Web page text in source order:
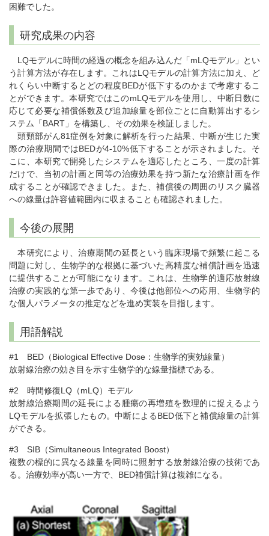
困難でした。
研究成果の内容
LQモデルに時間の経過の概念を組み込んだ「mLQモデル」とい
う計算方法が存在します。これはLQモデルの計算方法に加え、ど
れくらい中断するとどの程度BEDが低下するのかまで考慮するこ
とができます。本研究ではこのmLQモデルを使用し、中断日数に
応じて必要な補償係数及び追加線量を部位ごとに自動算出するシ
ステム「BART」を構築し、その効果を検証しました。
頭頸部がん81症例を対象に解析を行った結果、中断が生じた実
際の治療期間ではBEDが4-10%低下することが示されました。そ
こに、本研究で開発したシステムを適応したところ、一度の計算
だけで、当初の計画と同等の治療効果を持つ新たな治療計画を作
成することが確認できました。また、補償後の周囲のリスク臓器
への線量は許容値範囲内に収まることも確認されました。
今後の展開
本研究により、治療期間の延長という臨床現場で頻繁に起こる
問題に対し、生物学的な根拠に基づいた高精度な補償計画を迅速
に提供することが可能になります。これは、生物学的適応放射線
治療の実践的な第一歩であり、今後は他部位への応用、生物学的
な個人パラメータの推定などを進め実装を目指します。
用語解説
#1 BED（Biological Effective Dose：生物学的実効線量）
放射線治療の効き目を示す生物学的な線量指標である。
#2 時間修復LQ（mLQ）モデル
放射線治療期間の延長による腫瘍の再増殖を数理的に捉えるよう
LQモデルを拡張したもの。中断によるBED低下と補償線量の計算
ができる。
#3 SIB（Simultaneous Integrated Boost）
複数の標的に異なる線量を同時に照射する放射線治療の技術であ
る。治療効率が高い一方で、BED補償計算は複雑になる。